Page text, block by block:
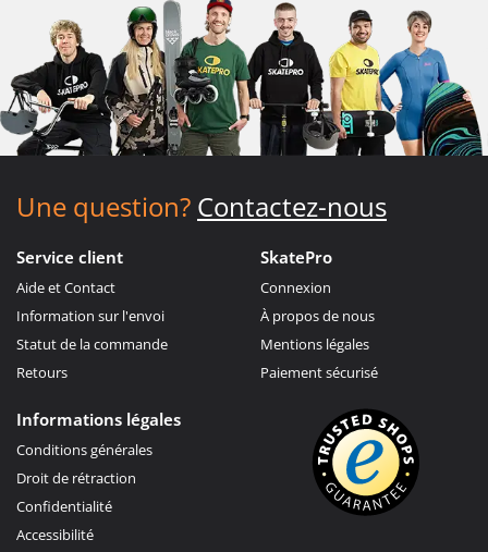
Une question? Contactez-nous
Service client
Aide et Contact
Information sur l'envoi
Statut de la commande
Retours
SkatePro
Connexion
À propos de nous
Mentions légales
Paiement sécurisé
Informations légales
Conditions générales
Droit de rétraction
Confidentialité
Accessibilité